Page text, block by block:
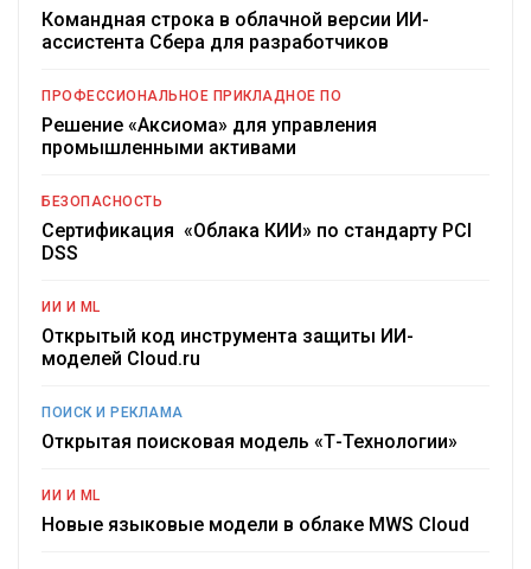
Командная строка в облачной версии ИИ-
ассистента Сбера для разработчиков
ПРОФЕССИОНАЛЬНОЕ ПРИКЛАДНОЕ ПО
Решение «Аксиома» для управления
промышленными активами
БЕЗОПАСНОСТЬ
Сертификация «Облака КИИ» по стандарту PCI
DSS
ИИ И ML
Открытый код инструмента защиты ИИ-
моделей Cloud.ru
ПОИСК И РЕКЛАМА
Открытая поисковая модель «Т-Технологии»
ИИ И ML
Новые языковые модели в облаке MWS Cloud